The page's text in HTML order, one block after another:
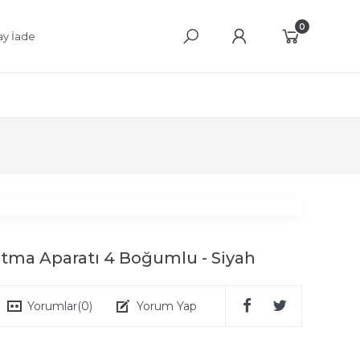
İade
0
Aparatı 4 Boğumlu - Siyah
Yorumlar(0) Yorum Yap